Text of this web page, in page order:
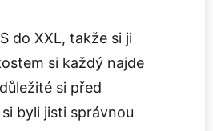
do XXL, takže si ji
si každý najde
si před
byli jisti správnou